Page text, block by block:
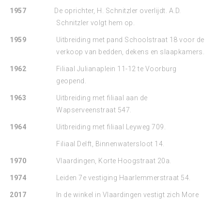
1957
De oprichter, H. Schnitzler overlijdt. A.D.
Schnitzler volgt hem op.
1959
Uitbreiding met pand Schoolstraat 18 voor de
verkoop van bedden, dekens en slaapkamers.
1962
Filiaal Julianaplein 11-12 te Voorburg
geopend.
1963
Uitbreiding met filiaal aan de
Wapserveenstraat 547.
1964 Uitbreiding met filiaal Leyweg 709.
Filiaal Delft, Binnenwatersloot 14.
1970 Vlaardingen, Korte Hoogstraat 20a.
1974 Leiden 7e vestiging Haarlemmerstraat 54.
2017
In de winkel in Vlaardingen vestigt zich More